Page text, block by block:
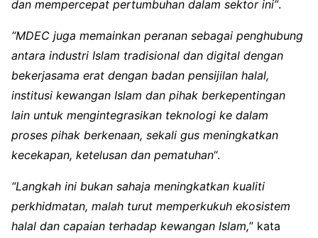
dan mempercepat pertumbuhan dalam sektor ini”.
“MDEC juga memainkan peranan sebagai penghubung
antara industri Islam tradisional dan digital dengan
bekerjasama erat dengan badan pensijilan halal,
institusi kewangan Islam dan pihak berkepentingan
lain untuk mengintegrasikan teknologi ke dalam
proses pihak berkenaan, sekali gus meningkatkan
kecekapan, ketelusan dan pematuhan“.
“Langkah ini bukan sahaja meningkatkan kualiti
perkhidmatan, malah turut memperkukuh ekosistem
halal dan capaian terhadap kewangan Islam,” kata